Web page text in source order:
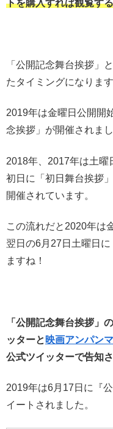
トを購入すれば観覧す
「公開記念舞台挨拶」
たタイミングになります
2019年は金曜日公開開
念挨拶」が開催されまし
2018年、2017年は土曜
初日に「初日舞台挨拶
開催されています。
この流れだと2020年は
翌日の6月27日土曜日
ますね！
「公開記念舞台挨拶」
ッターと 映画アンパン
公式ツイッターで告知さ
2019年は6月17日に『
イートされました。